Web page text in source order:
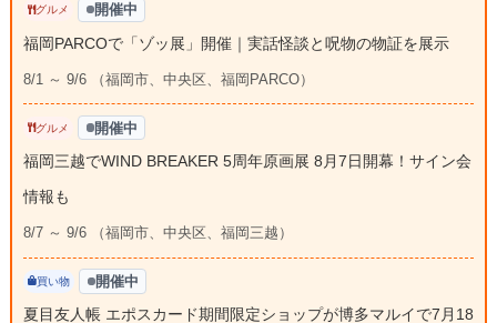
グルメ 開催中
福岡PARCOで「ゾッ展」開催｜実話怪談と呪物の物証を展示
8/1 ～ 9/6 （福岡市、中央区、福岡PARCO）
グルメ 開催中
福岡三越でWIND BREAKER 5周年原画展 8月7日開幕！サイン会
情報も
8/7 ～ 9/6 （福岡市、中央区、福岡三越）
買い物 開催中
夏目友人帳 エポスカード期間限定ショップが博多マルイで7月18